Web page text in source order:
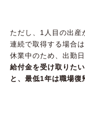
ただし、1人目の出産
連続で取得する場合
休業中のため、出勤
給付金を受け取りた
と、最低1年は職場復